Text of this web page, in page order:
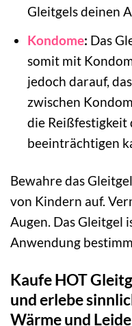
Gleitgels deinen
Kondome: Das
somit mit
jedoch darauf,
zwischen
die Reißfestigkeit
beeinträchtigen
Bewahre das
von Kindern auf.
Augen. Das Gleitgel
Anwendung
Kaufe HOT
und erlebe
Wärme und